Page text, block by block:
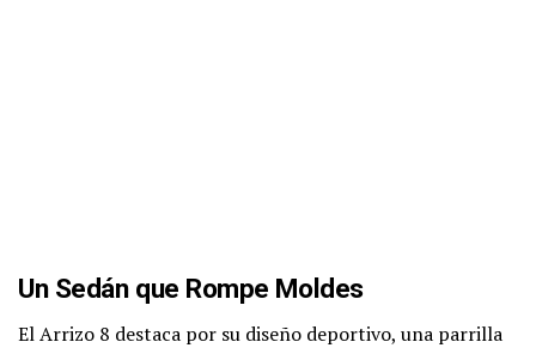
Un Sedán que Rompe Moldes
El Arrizo 8 destaca por su diseño deportivo, una parrilla